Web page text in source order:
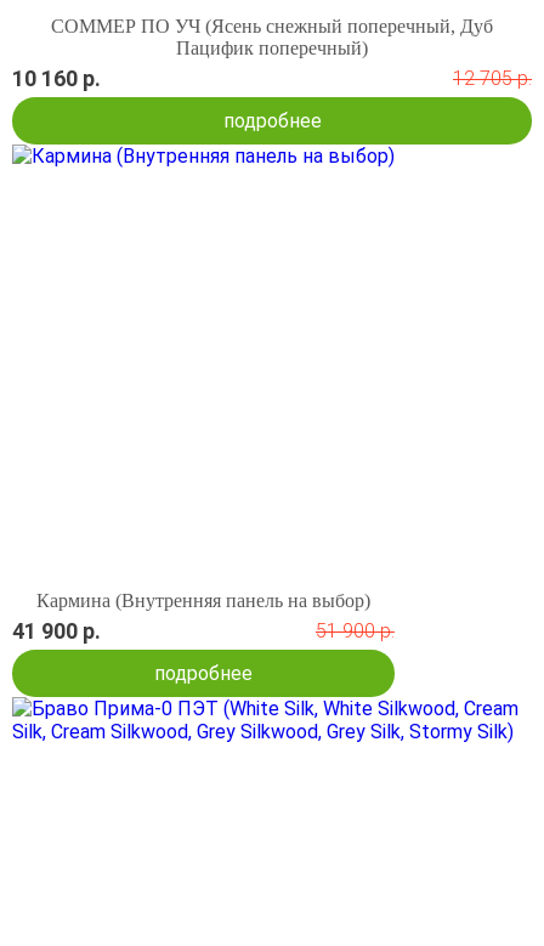
СОММЕР ПО УЧ (Ясень снежный поперечный, Дуб
Пацифик поперечный)
10 160 р.
12 705 р.
подробнее
Кармина (Внутренняя панель на выбор)
41 900 р.
51 900 р.
подробнее